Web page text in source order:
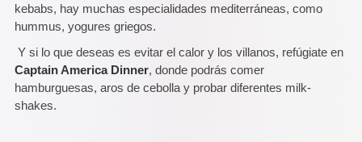
kebabs, hay muchas especialidades mediterráneas, como
hummus, yogures griegos.
Y si lo que deseas es evitar el calor y los villanos, refúgiate en
Captain America Dinner, donde podrás comer
hamburguesas, aros de cebolla y probar diferentes milk-
shakes.